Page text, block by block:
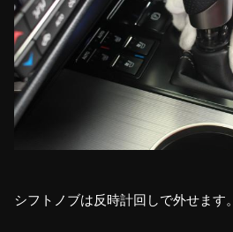
シフトノブは反時計回しで外せます。